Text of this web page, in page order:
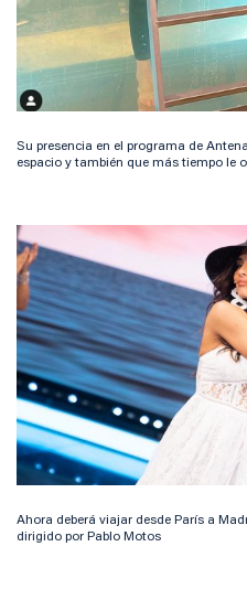
Su presencia en el programa de
espacio y también que más tiempo le
Ahora deberá viajar desde París a
dirigido por Pablo Motos